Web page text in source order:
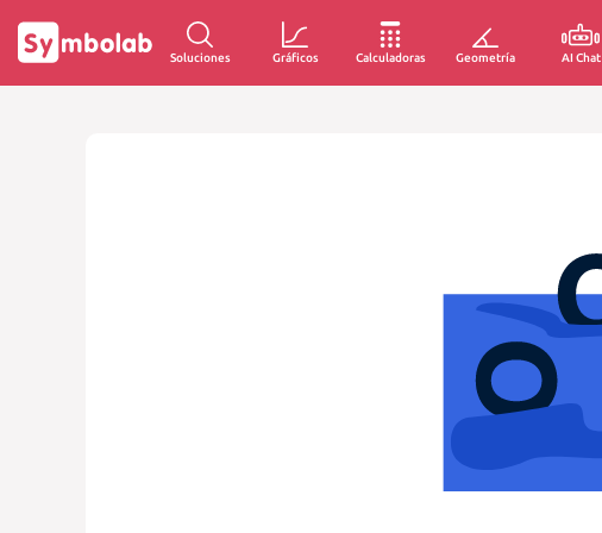
Soluciones Gráficos Calculadoras Geometría AI Chat